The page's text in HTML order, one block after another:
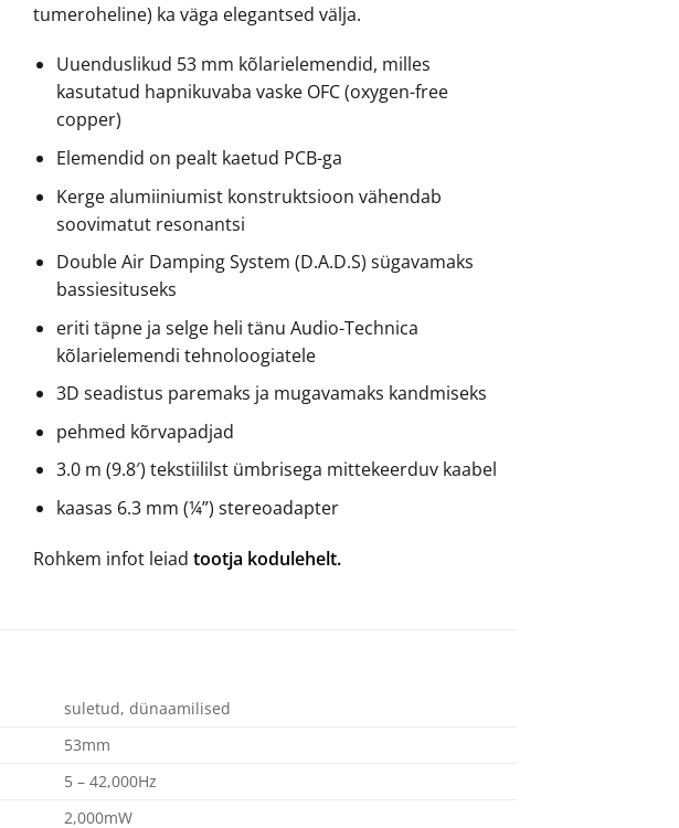
tumeroheline) ka väga elegantsed välja.
Uuenduslikud 53 mm kõlarielemendid, milles
kasutatud hapnikuvaba vaske OFC (oxygen-free
copper)
Elemendid on pealt kaetud PCB-ga
Kerge alumiiniumist konstruktsioon vähendab
soovimatut resonantsi
Double Air Damping System (D.A.D.S) sügavamaks
bassiesituseks
eriti täpne ja selge heli tänu Audio-Technica
kõlarielemendi tehnoloogiatele
3D seadistus paremaks ja mugavamaks kandmiseks
pehmed kõrvapadjad
3.0 m (9.8′) tekstiililst ümbrisega mittekeerduv kaabel
kaasas 6.3 mm (¼”) stereoadapter
Rohkem infot leiadtootja kodulehelt.
suletud, dünaamilised
53mm
5 – 42,000Hz
2,000mW